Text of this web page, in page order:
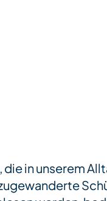
in unserem